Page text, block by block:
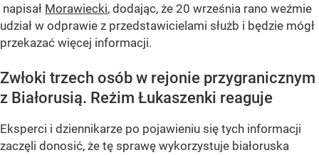
napisał Morawiecki, dodając, że 20 września rano weźmie
udział w odprawie z przedstawicielami służb i będzie mógł
przekazać więcej informacji.
Zwłoki trzech osób w rejonie przygranicznym
z Białorusią. Reżim Łukaszenki reaguje
Eksperci i dziennikarze po pojawieniu się tych informacji
zaczęli donosić, że tę sprawę wykorzystuje białoruska